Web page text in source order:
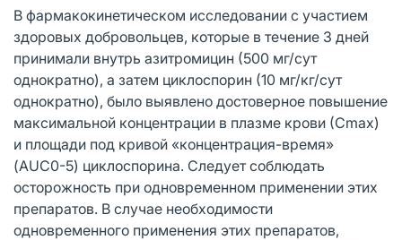
В фармакокинетическом исследовании с участием
здоровых добровольцев, которые в течение 3 дней
принимали внутрь азитромицин (500 мг/сут
однократно), а затем циклоспорин (10 мг/кг/сут
однократно), было выявлено достоверное повышение
максимальной концентрации в плазме крови (Сmах)
и площади под кривой «концентрация-время»
(AUC0-5) циклоспорина. Следует соблюдать
осторожность при одновременном применении этих
препаратов. В случае необходимости
одновременного применения этих препаратов,